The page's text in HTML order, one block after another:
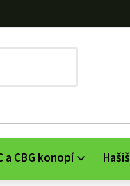
a CBG konopí Hašiš